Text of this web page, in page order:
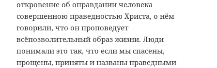
откровение об оправдании человека
совершенною праведностью Христа, о нём
говорили, что он проповедует
всёпозволительный образ жизни. Люди
понимали это так, что если мы спасены,
прощены, приняты и названы праведными